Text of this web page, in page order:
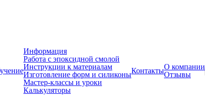
Информация
Работа с эпоксидной смолой
Инструкции к материалам
Изготовление форм и силиконы
Мастер-классы и уроки
Калькуляторы
КонтактыО компании
Отзывы